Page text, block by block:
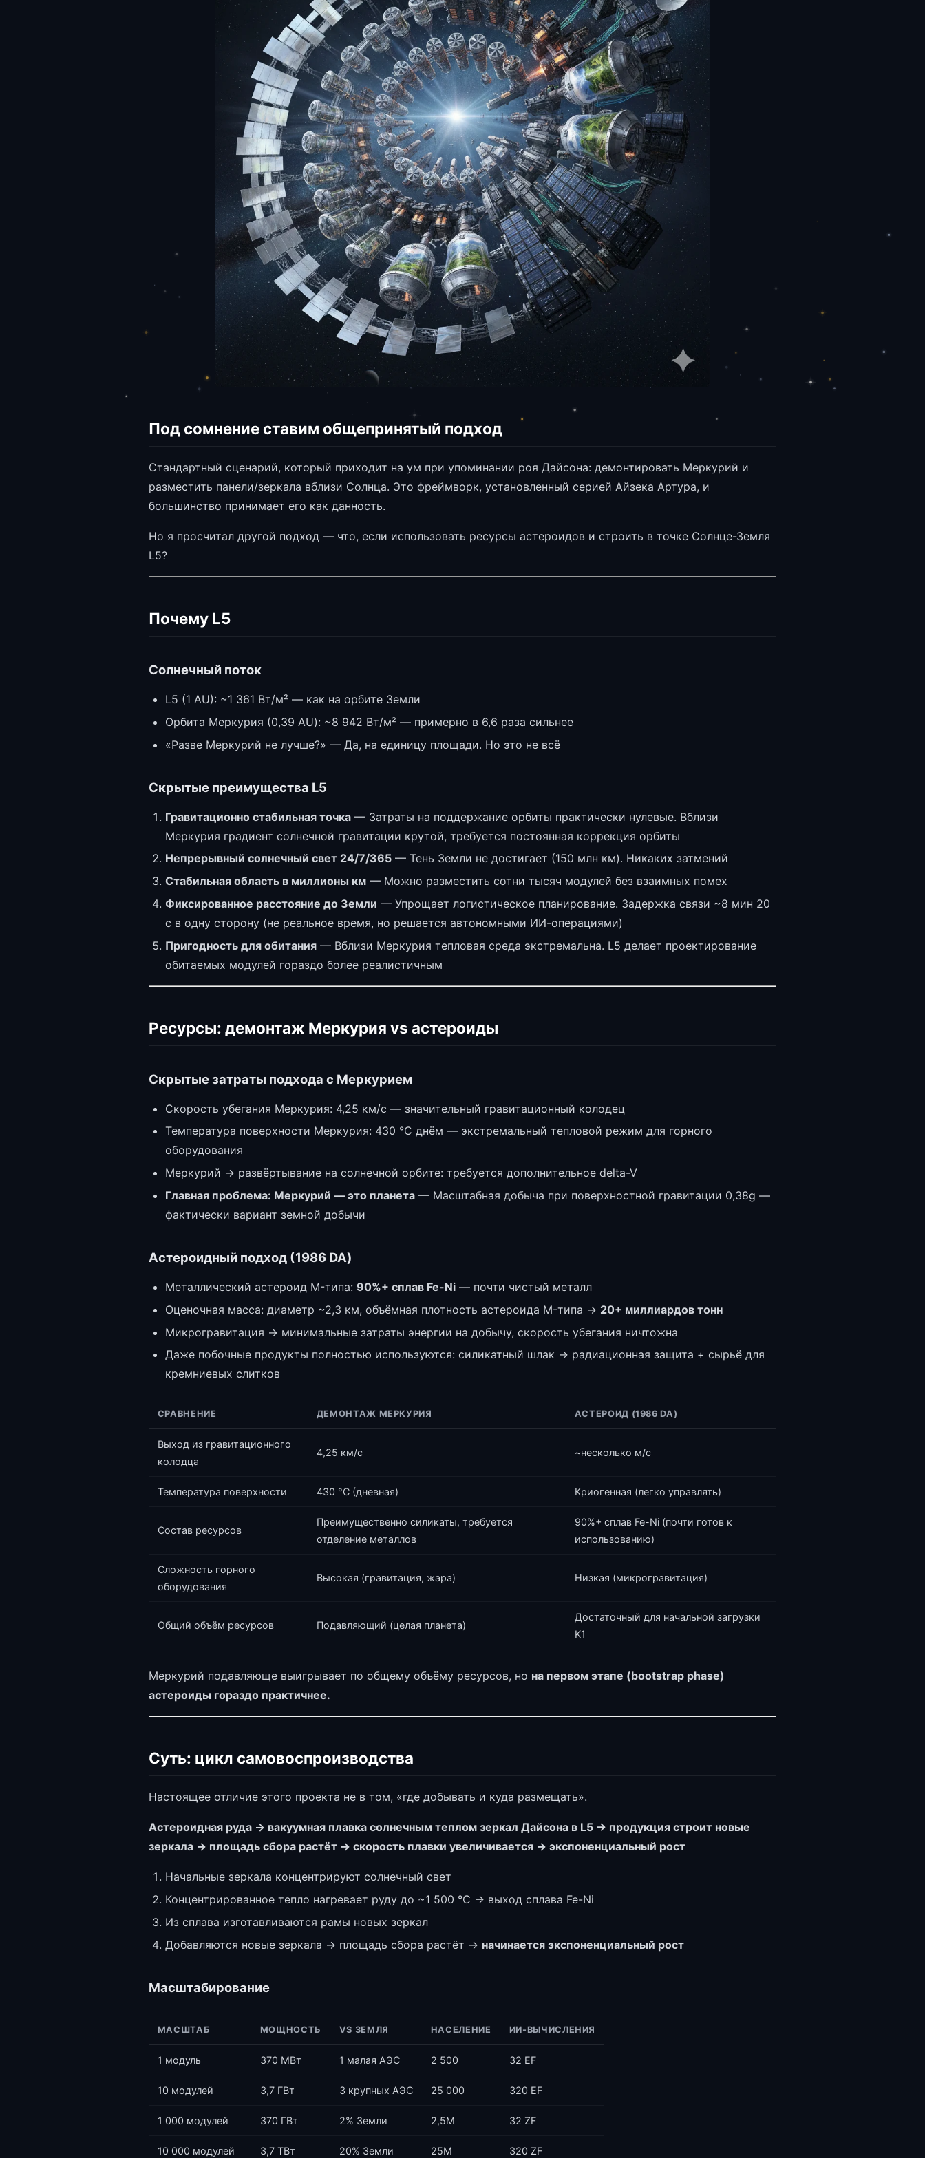
Под сомнение ставим общепринятый подход
Стандартный сценарий, который приходит на ум при упоминании роя Дайсона: демонтировать Меркурий и
разместить панели/зеркала вблизи Солнца. Это фреймворк, установленный серией Айзека Артура, и
большинство принимает его как данность.
Но я просчитал другой подход — что, если использовать ресурсы астероидов и строить в точке Солнце-Земля
L5?
Почему L5
Солнечный поток
L5 (1 AU): ~1 361 Вт/м² — как на орбите Земли
Орбита Меркурия (0,39 AU): ~8 942 Вт/м² — примерно в 6,6 раза сильнее
«Разве Меркурий не лучше?» — Да, на единицу площади. Но это не всё
Скрытые преимущества L5
Гравитационно стабильная точка — Затраты на поддержание орбиты практически нулевые. Вблизи
Меркурия градиент солнечной гравитации крутой, требуется постоянная коррекция орбиты
Непрерывный солнечный свет 24/7/365 — Тень Земли не достигает (150 млн км). Никаких затмений
Стабильная область в миллионы км — Можно разместить сотни тысяч модулей без взаимных помех
Фиксированное расстояние до Земли — Упрощает логистическое планирование. Задержка связи ~8 мин 20
с в одну сторону (не реальное время, но решается автономными ИИ-операциями)
Пригодность для обитания — Вблизи Меркурия тепловая среда экстремальна. L5 делает проектирование
обитаемых модулей гораздо более реалистичным
Ресурсы: демонтаж Меркурия vs астероиды
Скрытые затраты подхода с Меркурием
Скорость убегания Меркурия: 4,25 км/с — значительный гравитационный колодец
Температура поверхности Меркурия: 430 °C днём — экстремальный тепловой режим для горного
оборудования
Меркурий → развёртывание на солнечной орбите: требуется дополнительное delta-V
Главная проблема: Меркурий — это планета — Масштабная добыча при поверхностной гравитации 0,38g —
фактически вариант земной добычи
Астероидный подход (1986 DA)
Металлический астероид M-типа: 90%+ сплав Fe-Ni — почти чистый металл
Оценочная масса: диаметр ~2,3 км, объёмная плотность астероида M-типа → 20+ миллиардов тонн
Микрогравитация → минимальные затраты энергии на добычу, скорость убегания ничтожна
Даже побочные продукты полностью используются: силикатный шлак → радиационная защита + сырьё для
кремниевых слитков
СРАВНЕНИЕ ДЕМОНТАЖ МЕРКУРИЯ АСТЕРОИД (1986 DA)
Выход из гравитационного
колодца
4,25 км/с ~несколько м/с
Температура поверхности 430 °C (дневная) Криогенная (легко управлять)
Состав ресурсов
Преимущественно силикаты, требуется
отделение металлов
90%+ сплав Fe-Ni (почти готов к
использованию)
Сложность горного
оборудования
Высокая (гравитация, жара) Низкая (микрогравитация)
Общий объём ресурсов Подавляющий (целая планета)
Достаточный для начальной загрузки
K1
Меркурий подавляюще выигрывает по общему объёму ресурсов, но на первом этапе (bootstrap phase)
астероиды гораздо практичнее.
Суть: цикл самовоспроизводства
Настоящее отличие этого проекта не в том, «где добывать и куда размещать».
Астероидная руда → вакуумная плавка солнечным теплом зеркал Дайсона в L5 → продукция строит новые
зеркала → площадь сбора растёт → скорость плавки увеличивается → экспоненциальный рост
Начальные зеркала концентрируют солнечный свет
Концентрированное тепло нагревает руду до ~1 500 °C → выход сплава Fe-Ni
Из сплава изготавливаются рамы новых зеркал
Добавляются новые зеркала → площадь сбора растёт → начинается экспоненциальный рост
Масштабирование
МАСШТАБ МОЩНОСТЬ VS ЗЕМЛЯ НАСЕЛЕНИЕ ИИ-ВЫЧИСЛЕНИЯ
1 модуль 370 МВт 1 малая АЭС 2 500 32 EF
10 модулей 3,7 ГВт 3 крупных АЭС 25 000 320 EF
1 000 модулей 370 ГВт 2% Земли 2,5М 32 ZF
10 000 модулей 3,7 ТВт 20% Земли 25М 320 ZF